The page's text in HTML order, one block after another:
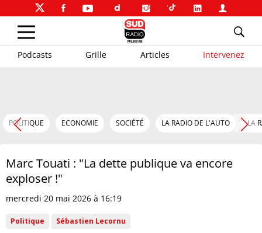
Podcasts Grille Articles Intervenez
POLITIQUE ECONOMIE SOCIÉTÉ LA RADIO DE L'AUTO LA
Marc Touati : "La dette publique va encore
exploser !"
mercredi 20 mai 2026 à 16:19
Politique Sébastien Lecornu